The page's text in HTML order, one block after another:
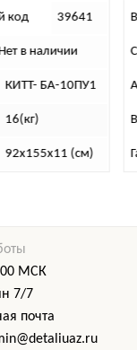
код 39625
Нет в наличии
КИТТ- БА-10П2
49(кг)
250х155х11 (см)
МСК
7/7
почта